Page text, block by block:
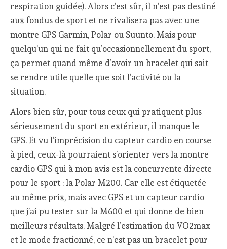
respiration guidée). Alors c’est sûr, il n’est pas destiné
aux fondus de sport et ne rivalisera pas avec une
montre GPS Garmin, Polar ou Suunto. Mais pour
quelqu’un qui ne fait qu’occasionnellement du sport,
ça permet quand même d’avoir un bracelet qui sait
se rendre utile quelle que soit l’activité ou la
situation.
Alors bien sûr, pour tous ceux qui pratiquent plus
sérieusement du sport en extérieur, il manque le
GPS. Et vu l’imprécision du capteur cardio en course
à pied, ceux-là pourraient s’orienter vers la montre
cardio GPS qui à mon avis est la concurrente directe
pour le sport : la Polar M200. Car elle est étiquetée
au même prix, mais avec GPS et un capteur cardio
que j’ai pu tester sur la M600 et qui donne de bien
meilleurs résultats. Malgré l’estimation du VO2max
et le mode fractionné, ce n’est pas un bracelet pour